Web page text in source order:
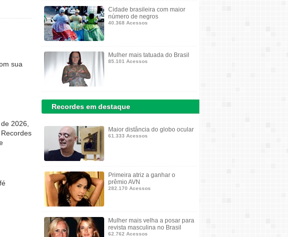
sua
2026,
Cidade brasileira com maior
número de negros
40.368 Acessos
Mulher mais tatuada do Brasil
85.101 Acessos
Recordes em destaque
Maior distância do globo ocular
61.333 Acessos
Primeira atriz a ganhar o
prêmio AVN
282.170 Acessos
Mulher mais velha a posar para
revista masculina no Brasil
62.762 Acessos